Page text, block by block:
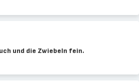
und die Zwiebeln fein.